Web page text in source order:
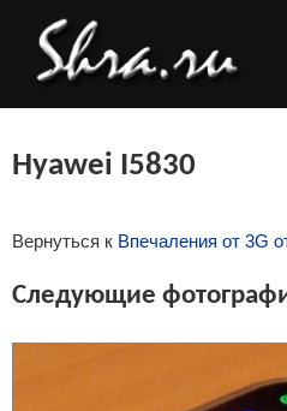
Hyawei I5830
Вернуться к Впечаления от 3G
Следующие